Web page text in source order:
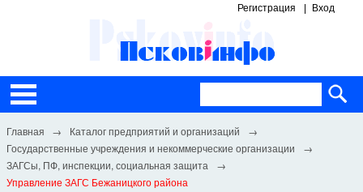
Регистрация Вход
Каталог предприятий и организаций
Государственные учреждения и некоммерческие организации
ЗАГСы, ПФ, инспекции, социальная защита
Управление ЗАГС Бежаницкого района